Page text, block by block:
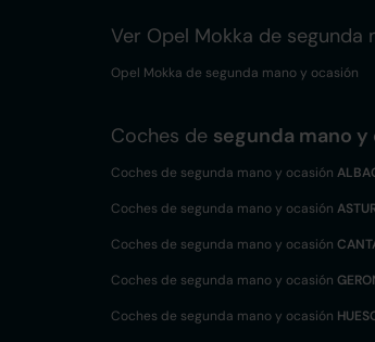
Ver Opel Mokka de segunda
Opel Mokka de segunda mano y ocasión
Coches de segunda mano
Coches de segunda mano y ocasión
Coches de segunda mano y ocasión
Coches de segunda mano y ocasión
Coches de segunda mano y ocasión
Coches de segunda mano y ocasión